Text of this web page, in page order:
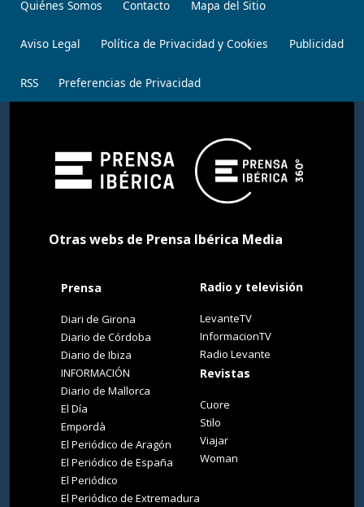
Quiénes Somos Contacto Mapa del Sitio
Aviso Legal Política de Privacidad y Cookies Publicidad
RSS Preferencias de Privacidad
Otras webs de Prensa Ibérica Media
Prensa
Diari de Girona
Diario de Córdoba
Diario de Ibiza
INFORMACIÓN
Diario de Mallorca
El Día
Empordà
El Periódico de Aragón
El Periódico de España
El Periódico
El Periódico de Extremadura
Radio y televisión
LevanteTV
InformacionTV
Radio Levante
Revistas
Cuore
Stilo
Viajar
Woman